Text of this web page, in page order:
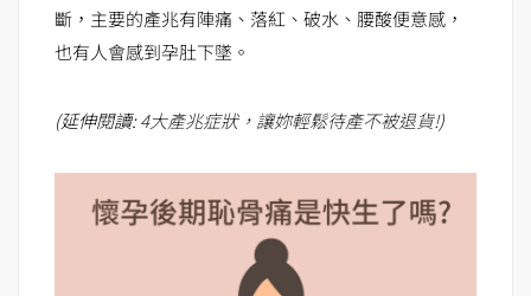
斷，主要的產兆有陣痛、落紅、破水、腰酸便意感，
也有人會感到孕肚下墜。
(延伸閱讀:4大產兆症狀，讓妳輕鬆待產不被退貨!)